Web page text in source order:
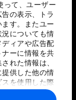
って、ユーザー
の表示、トラ
す。またユー
についても情
ィアや広告配
ーに情報を共
れた情報は、
供した他の情
を使用した際
わされ、各パー